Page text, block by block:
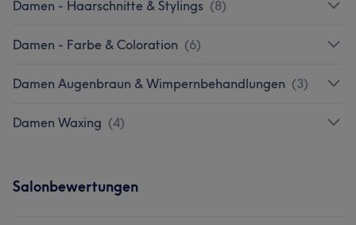
Damen - Haarschnitte & Stylings (8)
Damen - Farbe & Coloration (6)
Damen Augenbraun & Wimpernbehandlungen (3)
Damen Waxing (4)
Salonbewertungen